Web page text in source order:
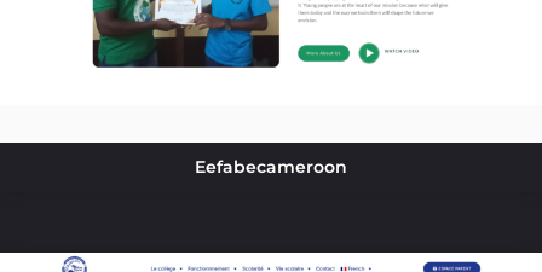
Eefabecameroon